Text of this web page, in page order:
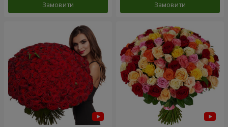
Замовити Замовити